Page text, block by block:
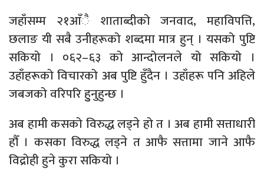
जहाँसम्म २१आँै शाताब्दीको जनवाद, महाविपत्ति,
छलाङ यी सबै उनीहरूको शब्दमा मात्र हुन् । यसको पुष्टि
सकियो । ०६२–६३ को आन्दोलनले यो सकियो ।
उहाँहरूको विचारको अब पुष्टि हुँदैन । उहाँहरू पनि अहिले
जबजको वरिपरि हुुनुहुन्छ ।
अब हामी कसको विरुद्ध लड्ने हो त । अब हामी सत्ताधारी
हौँ । कसका विरुद्ध लड्ने त आफै सत्तामा जाने आफै
विद्रोही हुने कुरा सकियो ।